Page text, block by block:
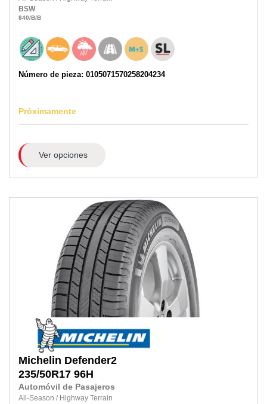
BSW
840/B/B
Número de pieza: 0105071570258204234
Próximamente
Ver opciones
Michelin Defender2
235/50R17 96H
Automóvil de Pasajeros
All-Season / Highway Terrain